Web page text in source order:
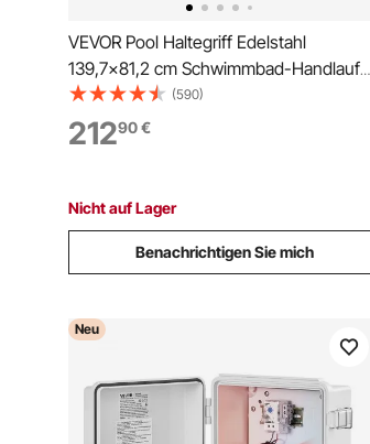
VEVOR Pool Haltegriff Edelstahl
139,7x81,2 cm Schwimmbad-Handlauf
113 kg Traglast Einstiegshilfe Pool 4,8
cm Griffbogen mit Griffbezug Treppe für
Pool für Schwimmbäder Schräglagen
(590)
21290€
Nicht auf Lager
Benachrichtigen Sie mich
Neu